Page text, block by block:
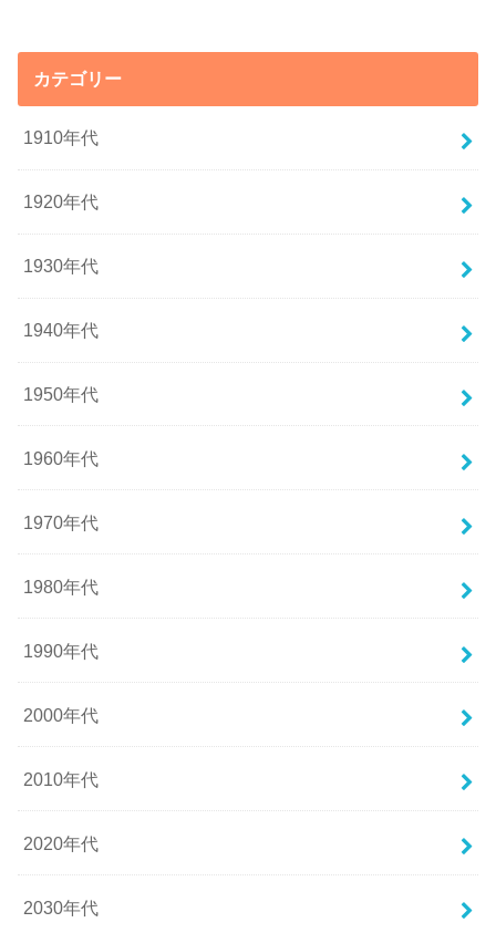
カテゴリー
1910年代
1920年代
1930年代
1940年代
1950年代
1960年代
1970年代
1980年代
1990年代
2000年代
2010年代
2020年代
2030年代